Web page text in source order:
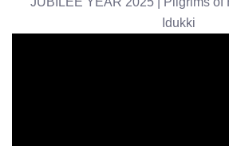
Idukki